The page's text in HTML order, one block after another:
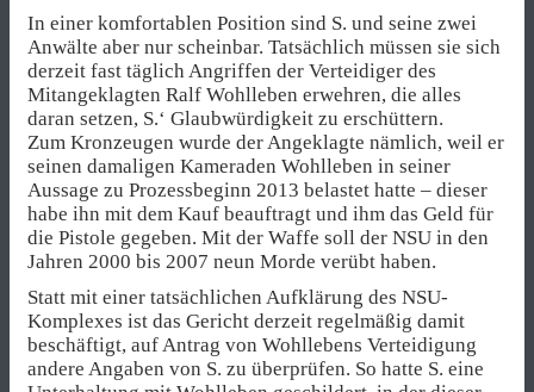
In einer komfortablen Position sind S. und seine zwei
Anwälte aber nur scheinbar. Tatsächlich müssen sie sich
derzeit fast täglich Angriffen der Verteidiger des
Mitangeklagten Ralf Wohlleben erwehren, die alles
daran setzen, S.‘ Glaubwürdigkeit zu erschüttern.
Zum Kronzeugen wurde der Angeklagte nämlich, weil er
seinen damaligen Kameraden Wohlleben in seiner
Aussage zu Prozessbeginn 2013 belastet hatte – dieser
habe ihn mit dem Kauf beauftragt und ihm das Geld für
die Pistole gegeben. Mit der Waffe soll der NSU in den
Jahren 2000 bis 2007 neun Morde verübt haben.
Statt mit einer tatsächlichen Aufklärung des NSU-
Komplexes ist das Gericht derzeit regelmäßig damit
beschäftigt, auf Antrag von Wohllebens Verteidigung
andere Angaben von S. zu überprüfen. So hatte S. eine